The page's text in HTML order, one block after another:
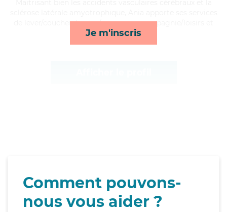
Je m'inscris
de lever/coucher, lessive/repassage, compagnie/loisirs et
ménage*
Comment pouvons-
nous vous aider ?